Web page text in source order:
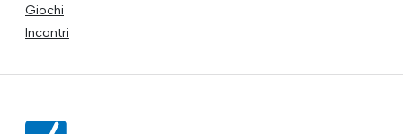
Giochi
Incontri